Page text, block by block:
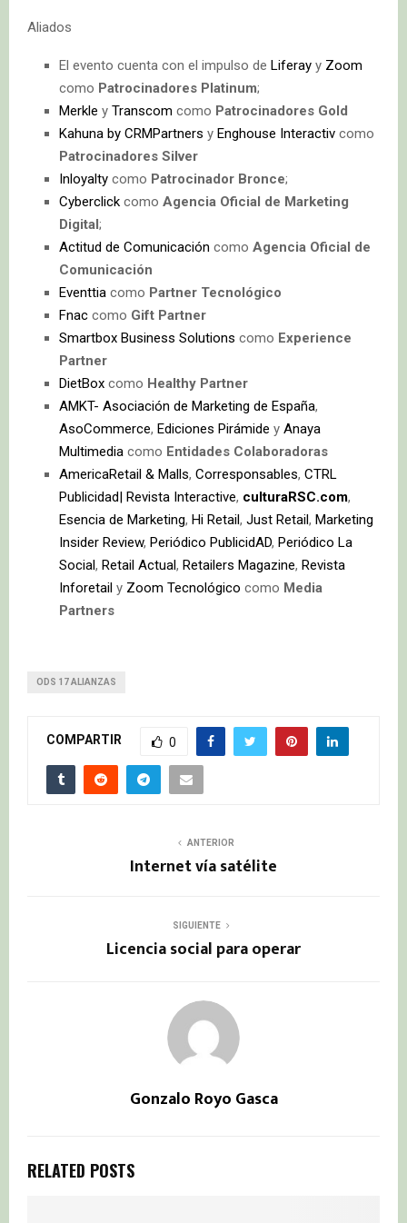
Aliados​​​​​​
El evento cuenta con el impulso de Liferay y Zoom
como Patrocinadores Platinum;
Merkle y Transcom como Patrocinadores Gold
Kahuna by CRMPartners y Enghouse Interactiv como
Patrocinadores Silver
Inloyalty como Patrocinador Bronce;
Cyberclick como Agencia Oficial de Marketing
Digital;
Actitud de Comunicación como Agencia Oficial de
Comunicación
Eventtia como Partner Tecnológico
Fnac como Gift Partner
Smartbox Business Solutions como Experience
Partner
DietBox como Healthy Partner
AMKT- Asociación de Marketing de España,
AsoCommerce, Ediciones Pirámide y Anaya
Multimedia como Entidades Colaboradoras
AmericaRetail & Malls, Corresponsables, CTRL
Publicidad| Revista Interactive, culturaRSC.com,
Esencia de Marketing, Hi Retail, Just Retail, Marketing
Insider Review, Periódico PublicidAD, Periódico La
Social, Retail Actual, Retailers Magazine, Revista
Inforetail y Zoom Tecnológico como Media
Partners
ODS 17 ALIANZAS
COMPARTIR 0
ANTERIOR
Internet vía satélite
SIGUIENTE
Licencia social para operar
Gonzalo Royo Gasca
RELATED POSTS